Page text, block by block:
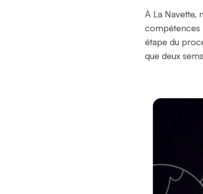
À La Navette,
compétences
étape du
que deux